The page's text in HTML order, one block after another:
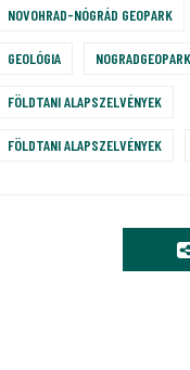
NOVOHRAD-NÓGRÁD GEOPARK
GEOLÓGIA
FÖLDTANI ALAPSZELVÉNYEK
FÖLDTANI ALAPSZELVÉNYEK